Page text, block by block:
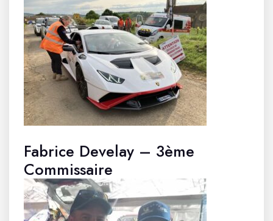
Fabrice Develay – 3ème
Commissaire